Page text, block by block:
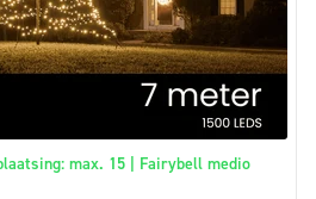
max. 15 | Fairybell medio